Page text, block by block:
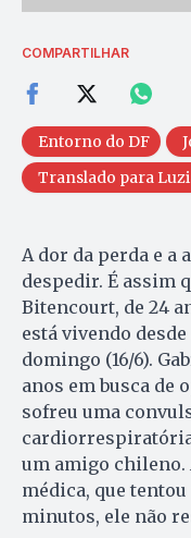
COMPARTILHAR
Entorno do DF
Translado para
A dor da perda e a
despedir. É assim
Bitencourt, de 24
está vivendo
domingo (16/6).
anos em busca de
sofreu uma
cardiorrespiratória
um amigo chileno.
médica, que
minutos, ele não